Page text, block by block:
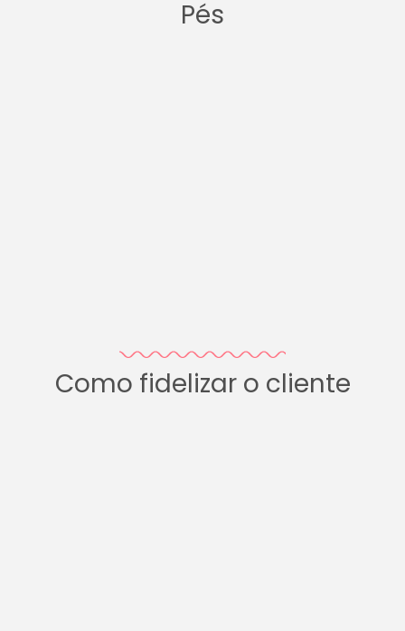
Pés
Como fidelizar o cliente